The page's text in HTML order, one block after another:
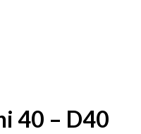
40 – D40